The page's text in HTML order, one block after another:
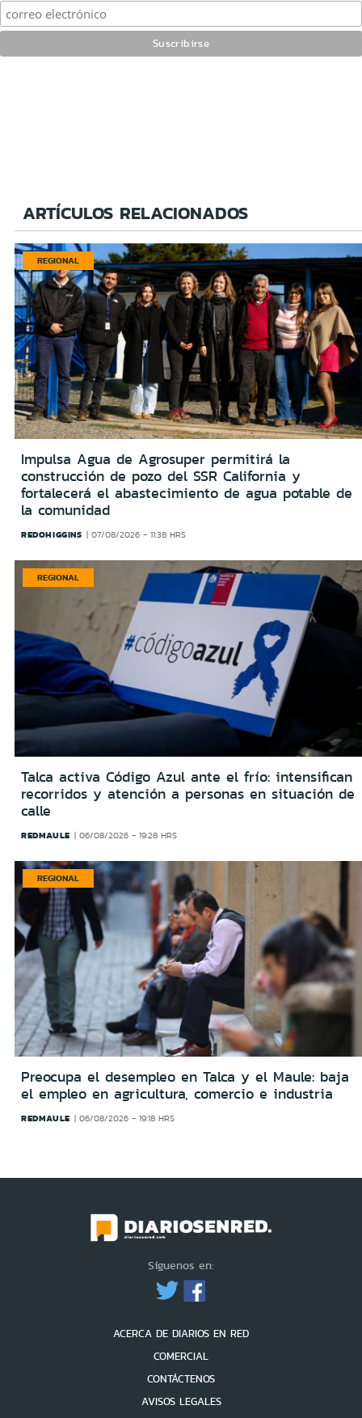
ARTÍCULOS RELACIONADOS
REGIONAL
Impulsa Agua de Agrosuper permitirá la
construcción de pozo del SSR California y
fortalecerá el abastecimiento de agua potable de
la comunidad
REDOHIGGINS 07/08/2026 - 11:38 HRS
REGIONAL
Talca activa Código Azul ante el frío: intensifican
recorridos y atención a personas en situación de
calle
REDMAULE 06/08/2026 - 19:28 HRS
REGIONAL
Preocupa el desempleo en Talca y el Maule: baja
el empleo en agricultura, comercio e industria
REDMAULE 06/08/2026 - 19:18 HRS
Síguenos en:
ACERCA DE DIARIOS EN RED
COMERCIAL
CONTÁCTENOS
AVISOS LEGALES